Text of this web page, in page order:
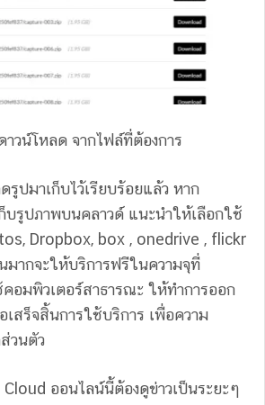
วน์โหลด จากไฟล์ที่ต้องการ
รูปมาเก็บไว้เรียบร้อยแล้ว หาก
บรูปภาพบนคลาวด์ แนะนำให้เลือกใช้
Dropbox, box , onedrive , flickr
มากจะให้บริการฟรีในความจุที่
อมพิวเตอร์สาธารณะ ให้ทำการออก
เสร็จสิ้นการใช้บริการ เพื่อความ
วนตัว
Cloud ออนไลน์นี้ต้องดูข่าวเป็นระยะๆ